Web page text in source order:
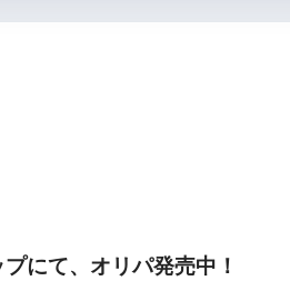
にて、オリパ発売中！